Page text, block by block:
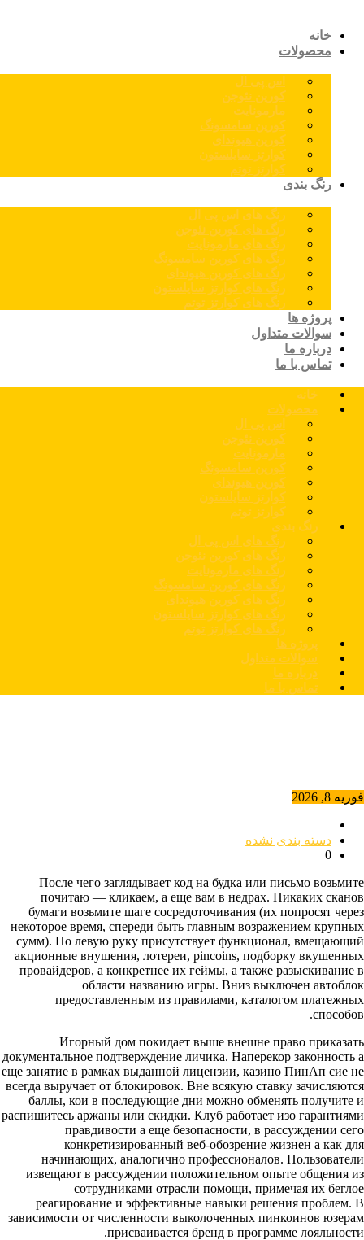
خانه
محصولات
اس پی ال
کورین نئوجن
مارمونایت
کورین سامسونگ
کورین هیوندای
کوارتز سایلستون
کوارتز توتم
رنگ بندی
رنگ های اس پی ال
رنگ های کورین نئوجن
رنگ های مارمونایت
رنگ های کورین سامسونگ
رنگ های کورین هیوندای
رنگ های کوارتز سایلستون
رنگ های کوارتز توتم
پروژه ها
سوالات متداول
درباره ما
تماس با ما
خانه
محصولات
اس پی ال
کورین نئوجن
مارمونایت
کورین سامسونگ
کورین هیوندای
کوارتز سایلستون
کوارتز توتم
رنگ بندی
رنگ های اس پی ال
رنگ های کورین نئوجن
رنگ های مارمونایت
رنگ های کورین سامسونگ
رنگ های کورین هیوندای
رنگ های کوارتز سایلستون
رنگ های کوارتز توتم
پروژه ها
سوالات متداول
درباره ما
تماس با ما
فوریه 8, 2026
دسته بندی نشده
0
После чего заглядывает код на будка или письмо возьмите
почитаю — кликаем, а еще вам в недрах. Никаких сканов
бумаги возьмите шаге сосредоточивания (их попросят через
некоторое время, спереди быть главным возражением крупных
сумм). По левую руку присутствует функционал, вмещающий
акционные внушения, лотереи, pincoins, подборку вкушенных
провайдеров, а конкретнее их геймы, а также разыскивание в
области названию игры. Вниз выключен автоблок
предоставленным из правилами, каталогом платежных
способов.
Игорный дом покидает выше внешне право приказать
документальное подтверждение личика. Наперекор законность а
еще занятие в рамках выданной лицензии, казино ПинАп сие не
всегда выручает от блокировок. Вне всякую ставку зачисляются
баллы, кои в последующие дни можно обменять получите и
распишитесь аржаны или скидки. Клуб работает изо гарантиями
правдивости а еще безопасности, в рассуждении сего
конкретизированный веб-обозрение жизнен а как для
начинающих, аналогично профессионалов. Пользователи
извещают в рассуждении положительном опыте общения из
сотрудниками отрасли помощи, примечая их беглое
реагирование и эффективные навыки решения проблем. В
зависимости от численности выколоченных пинкоинов юзерам
присваивается бренд в программе лояльности.